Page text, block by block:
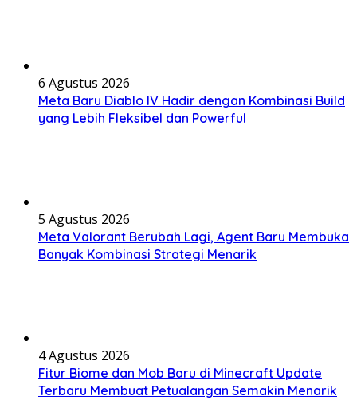
6 Agustus 2026
Meta Baru Diablo IV Hadir dengan Kombinasi Build
yang Lebih Fleksibel dan Powerful
5 Agustus 2026
Meta Valorant Berubah Lagi, Agent Baru Membuka
Banyak Kombinasi Strategi Menarik
4 Agustus 2026
Fitur Biome dan Mob Baru di Minecraft Update
Terbaru Membuat Petualangan Semakin Menarik